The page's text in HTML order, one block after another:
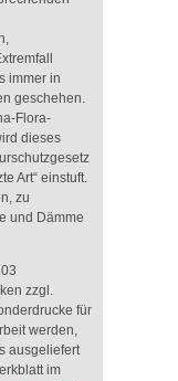
immer in
geschehen.
Flora-
dieses
Art“ einstuft.
zu
und Dämme
zzgl.
für
werden,
ausgeliefert
im